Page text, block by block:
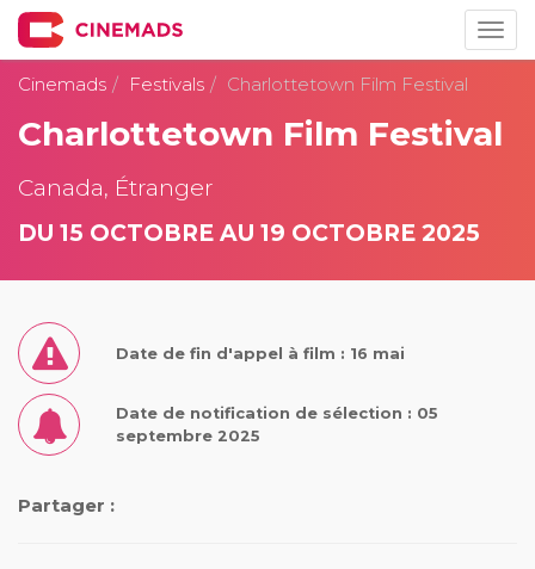
Cinemads
Festivals Charlottetown Film Festival
Charlottetown Film Festival
Canada, Étranger
DU 15 OCTOBRE AU 19 OCTOBRE 2025
Date de fin d'appel à film : 16 mai
Date de notification de sélection : 05
septembre 2025
Partager :